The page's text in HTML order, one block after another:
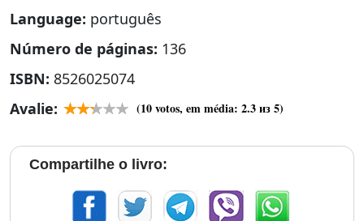
Language: português
Número de páginas: 136
ISBN: 8526025074
Avalie:
(10votos, em média: 2.3из 5)
Compartilhe o livro: